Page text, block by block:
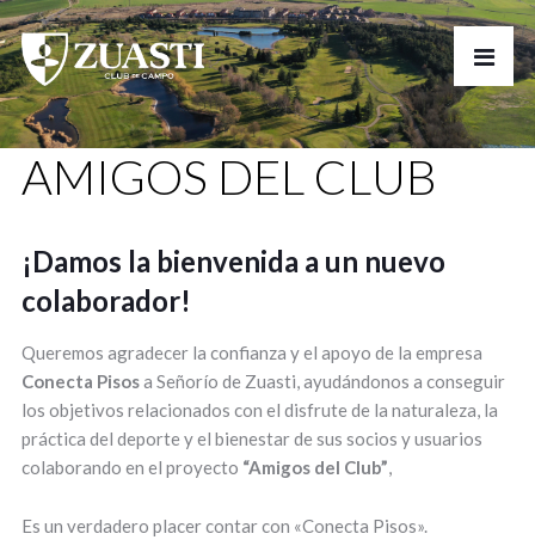
AMIGOS DEL CLUB
¡Damos la bienvenida a un nuevo
colaborador!
Queremos agradecer la confianza y el apoyo de la empresa
Conecta Pisosa Señorío de Zuasti, ayudándonos a conseguir
los objetivos relacionados con el disfrute de la naturaleza, la
práctica del deporte y el bienestar de sus socios y usuarios
colaborando en el proyecto “Amigos del Club”,
Es un verdadero placer contar con «Conecta Pisos».